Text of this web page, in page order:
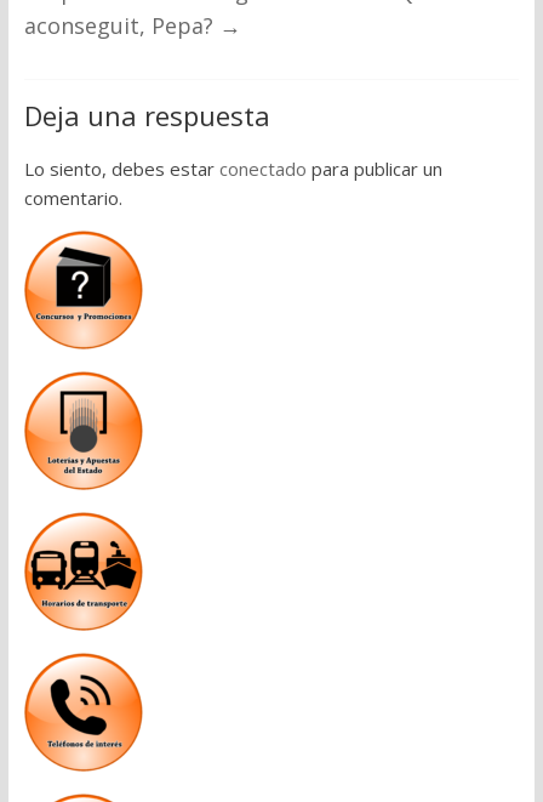
aconseguit, Pepa? →
Deja una respuesta
Lo siento, debes estar conectado para publicar un
comentario.